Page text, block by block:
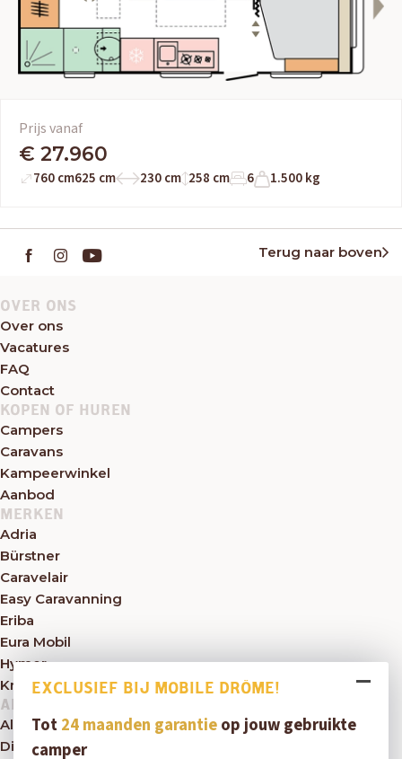
Prijs vanaf
€ 27.960
760 cm625 cm 230 cm 258 cm 6 1.500 kg
Terug naar boven
OVER ONS
Over ons
Vacatures
FAQ
Contact
KOPEN OF HUREN
Campers
Caravans
Kampeerwinkel
Aanbod
MERKEN
Adria
Bürstner
Caravelair
Easy Caravanning
Eriba
Eura Mobil
Hymer
Knaus
ALGEMEEN
Algemene voorwaarden
Disclaimer
EXCLUSIEF BIJ MOBILE DRÔME!
Tot24 maanden garantieop jouw gebruikte
camper